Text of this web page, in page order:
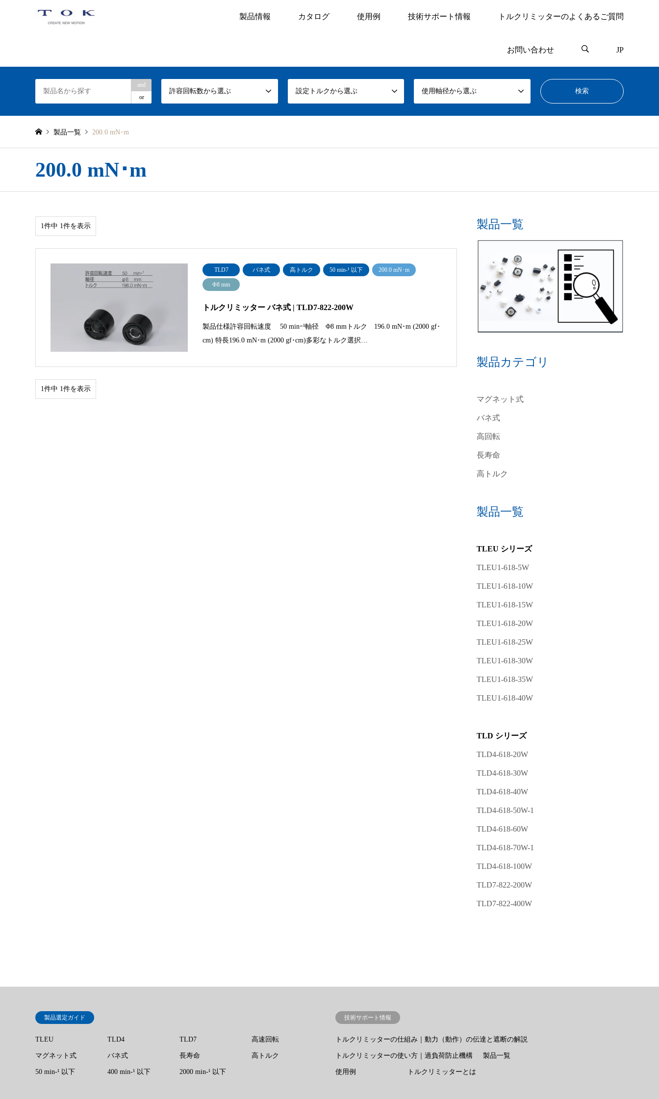
製品情報 カタログ 使用例 技術サポート情報 トルクリミッターのよくあるご質問
お問い合わせ JP
and
or
許容回転数から選ぶ 設定トルクから選ぶ 使用軸径から選ぶ
製品一覧 200.0 mN･m
200.0 mN･m
1件中 1件を表示
TLD7 バネ式 高トルク 50 min‐¹ 以下 200.0 mN･m
Φ8 mm
トルクリミッター バネ式 | TLD7-822-200W
製品仕様許容回転速度 50 minｰ¹軸径 Φ8 mmトルク 196.0 mN･m (2000 gf･
cm) 特長196.0 mN･m (2000 gf･cm)多彩なトルク選択…
1件中 1件を表示
製品一覧
製品カテゴリ
マグネット式
バネ式
高回転
長寿命
高トルク
製品一覧
TLEU シリーズ
TLEU1-618-5W
TLEU1-618-10W
TLEU1-618-15W
TLEU1-618-20W
TLEU1-618-25W
TLEU1-618-30W
TLEU1-618-35W
TLEU1-618-40W
TLD シリーズ
TLD4-618-20W
TLD4-618-30W
TLD4-618-40W
TLD4-618-50W-1
TLD4-618-60W
TLD4-618-70W-1
TLD4-618-100W
TLD7-822-200W
TLD7-822-400W
製品選定ガイド
TLEU TLD4 TLD7 高速回転
マグネット式 バネ式 長寿命 高トルク
50 min‐¹ 以下 400 min-¹ 以下 2000 min-¹ 以下
技術サポート情報
トルクリミッターの仕組み｜動力（動作）の伝達と遮断の解説
トルクリミッターの使い方｜過負荷防止機構 製品一覧
使用例 トルクリミッターとは